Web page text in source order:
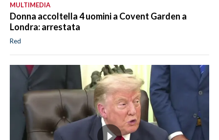
MULTIMEDIA
Donna accoltella 4 uomini a Covent Garden a
Londra: arrestata
Red